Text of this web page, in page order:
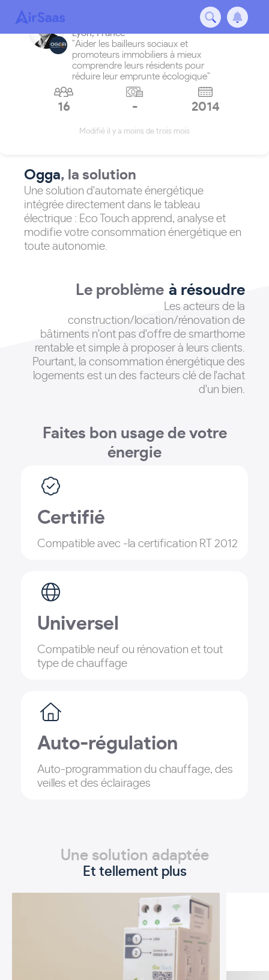
Lyon,France
"Aider les bailleurs sociaux et
promoteurs immobiliers à mieux
comprendre leurs résidents pour
réduire leur emprunte écologique"
16 - 2014
Modifié il y a moins de trois mois
Ogga, la solution
Une solution d'automate énergétique
intégrée directement dans le tableau
électrique : Eco Touch apprend, analyse et
modifie votre consommation énergétique en
toute autonomie.
Le problème à résoudre
Les acteurs de la
construction/location/rénovation de
bâtiments n'ont pas d'offre de smarthome
rentable et simple à proposer à leurs clients.
Pourtant, la consommation énergétique des
logements est un des facteurs clé de l'achat
d'un bien.
Faites bon usage de votre
énergie
Certifié
Compatible avec -la certification RT 2012
Universel
Compatible neuf ou rénovation et tout
type de chauffage
Auto-régulation
Auto-programmation du chauffage, des
veilles et des éclairages
Une solution adaptée
Et tellement plus